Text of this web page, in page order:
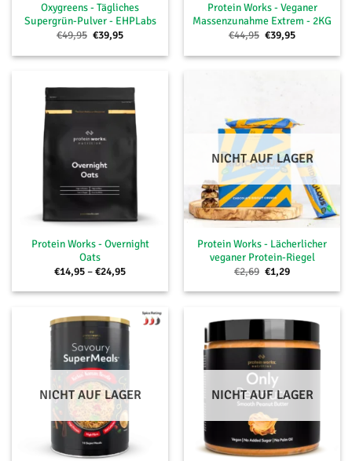
Oxygreens - Tägliches
Supergrün-Pulver - EHPLabs
€49,95 Ursprünglicher
Preis
war:
€39,95Aktueller
ist:
Protein Works - Veganer
Massenzunahme Extrem - 2KG
€44,95 Ursprünglicher
Preis
war:
€39,95Aktueller
ist:
Protein Works - Overnight
Oats
€14,95–€24,95Preisspanne:
bis
NICHT AUF LAGER
Protein Works - Lächerlicher
veganer Protein-Riegel
€2,69 Ursprünglicher
Preis
war:
€1,29Aktueller
ist:
NICHT AUF LAGER NICHT AUF LAGER